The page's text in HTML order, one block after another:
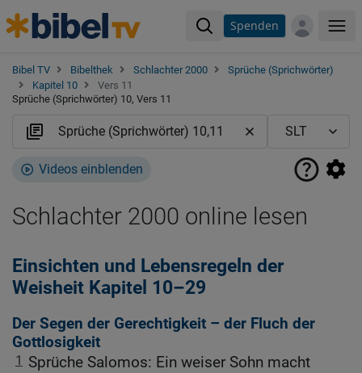
Spenden
Bibel TV Bibelthek Schlachter 2000
Sprüche (Sprichwörter)
Kapitel 10
Vers 11
Sprüche (Sprichwörter) 10, Vers 11
Videos einblenden
Schlachter 2000 online lesen
Einsichten und Lebensregeln der
Weisheit Kapitel 10–29
Der Segen der Gerechtigkeit – der Fluch der
Gottlosigkeit
1
Sprüche Salomos: Ein weiser Sohn macht